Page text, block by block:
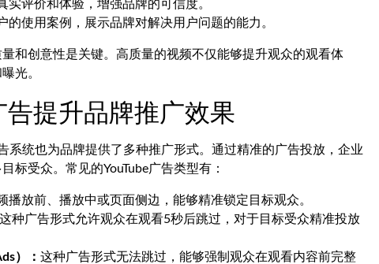
实评价和体验，增强品牌的可信度。
的使用案例，展示品牌对解决用户问题的能力。
和创意性是关键。高质量的视频不仅能够提升观众的观看体
光。
提升品牌推广效果
系统也为品牌提供了多种推广形式。通过精准的广告投放，企业
标受众。常见的YouTube广告类型有：
播放前、播放中或页面侧边，能够精准锁定目标观众。
这种广告形式允许观众在观看5秒后跳过，对于目标受众精准投放
）： 这种广告形式无法跳过，能够强制观众在观看内容前完整